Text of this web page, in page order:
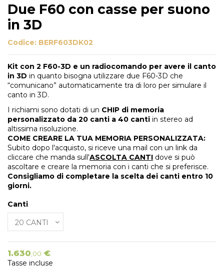
Due F60 con casse per suono
in 3D
Codice: BERF603DK02
Kit con 2 F60-3D e un radiocomando per avere il canto
in 3D in quanto bisogna utilizzare due F60-3D che
“comunicano” automaticamente tra di loro per simulare il
canto in 3D.
I richiami sono dotati di un CHIP di memoria
personalizzato da 20 canti a 40 canti in stereo ad
altissima risoluzione.
COME CREARE LA TUA MEMORIA PERSONALIZZATA:
Subito dopo l'acquisto, si riceve una mail con un link da
cliccare che manda sull'ASCOLTA CANTI dove si può
ascoltare e creare la memoria con i canti che si preferisce.
Consigliamo di completare la scelta dei canti entro 10
giorni.
Canti
1.630,00 €
Tasse incluse